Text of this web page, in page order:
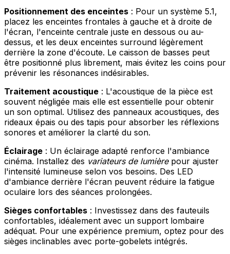
Positionnement des enceintes : Pour un système 5.1,
placez les enceintes frontales à gauche et à droite de
l'écran, l'enceinte centrale juste en dessous ou au-
dessus, et les deux enceintes surround légèrement
derrière la zone d'écoute. Le caisson de basses peut
être positionné plus librement, mais évitez les coins pour
prévenir les résonances indésirables.
Traitement acoustique : L'acoustique de la pièce est
souvent négligée mais elle est essentielle pour obtenir
un son optimal. Utilisez des panneaux acoustiques, des
rideaux épais ou des tapis pour absorber les réflexions
sonores et améliorer la clarté du son.
Éclairage : Un éclairage adapté renforce l'ambiance
cinéma. Installez des variateurs de lumièrepour ajuster
l'intensité lumineuse selon vos besoins. Des LED
d'ambiance derrière l'écran peuvent réduire la fatigue
oculaire lors des séances prolongées.
Sièges confortables : Investissez dans des fauteuils
confortables, idéalement avec un support lombaire
adéquat. Pour une expérience premium, optez pour des
sièges inclinables avec porte-gobelets intégrés.